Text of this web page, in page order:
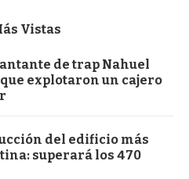
Vistas
de trap Nahuel
explotaron un cajero
del edificio más
superará los 470